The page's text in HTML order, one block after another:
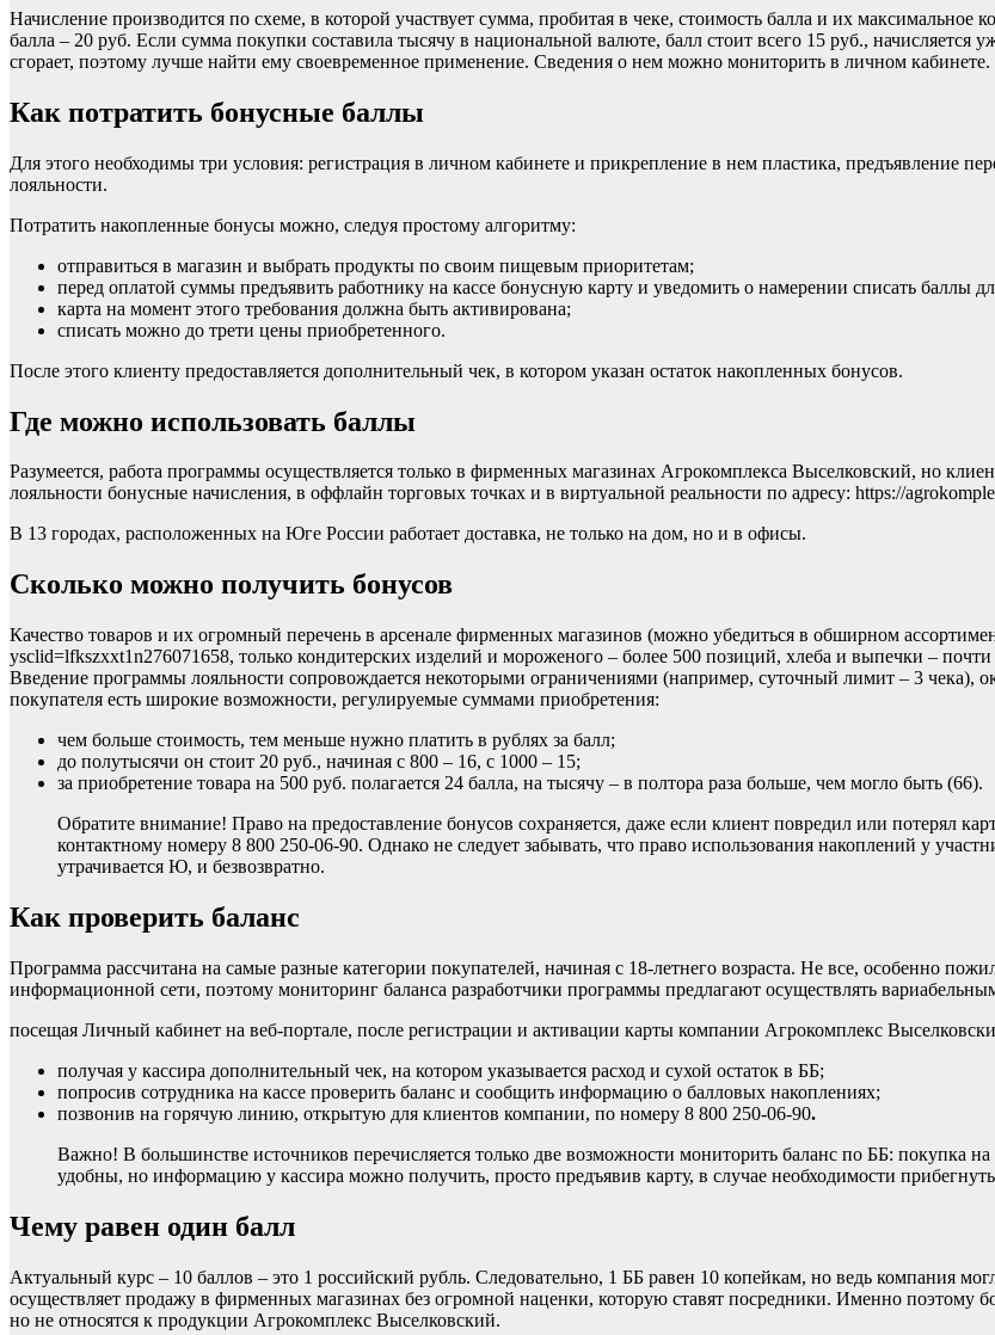
Начисление производится по схеме, в которой участвует сумма, пробитая в чеке, стоимость балла и их максимальное
балла – 20 руб. Если сумма покупки составила тысячу в национальной валюте, балл стоит всего 15 руб.,
сгорает, поэтому лучше найти ему своевременное применение. Сведения о нем можно мониторить в личном кабинете.
Как потратить бонусные баллы
Для этого необходимы три условия: регистрация в личном кабинете и прикрепление в нем пластика, предъявление
лояльности.
Потратить накопленные бонусы можно, следуя простому алгоритму:
отправиться в магазин и выбрать продукты по своим пищевым приоритетам;
перед оплатой суммы предъявить работнику на кассе бонусную карту и уведомить о намерении списать баллы
карта на момент этого требования должна быть активирована;
списать можно до трети цены приобретенного.
После этого клиенту предоставляется дополнительный чек, в котором указан остаток накопленных бонусов.
Где можно использовать баллы
Разумеется, работа программы осуществляется только в фирменных магазинах Агрокомплекса Выселковский, но
лояльности бонусные начисления, в оффлайн торговых точках и в виртуальной реальности по адресу: https://
В 13 городах, расположенных на Юге России работает доставка, не только на дом, но и в офисы.
Сколько можно получить бонусов
Качество товаров и их огромный перечень в арсенале фирменных магазинов (можно убедиться в обширном
ysclid=lfkszxxt1n276071658, только кондитерских изделий и мороженого – более 500 позиций, хлеба и выпечки –
Введение программы лояльности сопровождается некоторыми ограничениями (например, суточный лимит – 3 чека),
покупателя есть широкие возможности, регулируемые суммами приобретения:
чем больше стоимость, тем меньше нужно платить в рублях за балл;
до полутысячи он стоит 20 руб., начиная с 800 – 16, с 1000 – 15;
за приобретение товара на 500 руб. полагается 24 балла, на тысячу – в полтора раза больше, чем могло быть (66).
Обратите внимание! Право на предоставление бонусов сохраняется, даже если клиент повредил или потерял
контактному номеру 8 800 250-06-90. Однако не следует забывать, что право использования накоплений у
утрачивается Ю, и безвозвратно.
Как проверить баланс
Программа рассчитана на самые разные категории покупателей, начиная с 18-летнего возраста. Не все, особенно
информационной сети, поэтому мониторинг баланса разработчики программы предлагают осуществлять
посещая Личный кабинет на веб-портале, после регистрации и активации карты компании Агрокомплекс
получая у кассира дополнительный чек, на котором указывается расход и сухой остаток в ББ;
попросив сотрудника на кассе проверить баланс и сообщить информацию о балловых накоплениях;
позвонив на горячую линию, открытую для клиентов компании, по номеру 8 800 250-06-90.
Важно! В большинстве источников перечисляется только две возможности мониторить баланс по ББ: покупка
удобны, но информацию у кассира можно получить, просто предъявив карту, в случае необходимости
Чему равен один балл
Актуальный курс – 10 баллов – это 1 российский рубль. Следовательно, 1 ББ равен 10 копейкам, но ведь компания
осуществляет продажу в фирменных магазинах без огромной наценки, которую ставят посредники. Именно поэтому
но не относятся к продукции Агрокомплекс Выселковский.